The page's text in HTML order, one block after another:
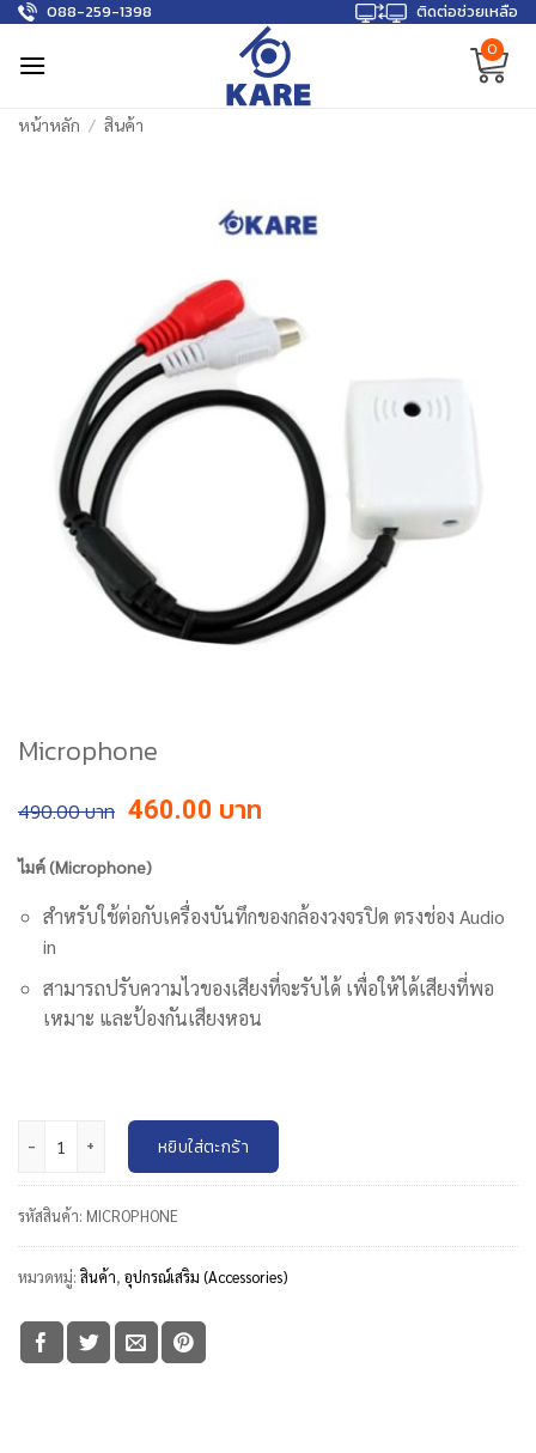
Skip
content
088-259-1398
ติดต่อช่วยเหลือ
0
หน้าหลัก / สินค้า
Microphone
490.00 Original
was:
฿490.00.
460.00 Current
ไมค์ (Microphone)
สำหรับใช้ต่อกับเครื่องบันทึกของกล้องวงจรปิด ตรงช่อง Audio
in
สามารถปรับความไวของเสียงที่จะรับได้ เพื่อให้ได้เสียงที่พอ
เหมาะ และป้องกันเสียงหอน
จำนวน Microphone ชิ้น
หยิบใส่ตะกร้า
รหัสสินค้า: MICROPHONE
หมวดหมู่: สินค้า, อุปกรณ์เสริม (Accessories)